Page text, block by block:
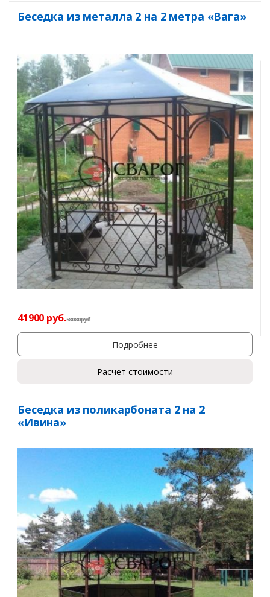
Беседка из металла 2 на 2 метра «Вага»
41900 руб.58080руб.
Подробнее
Расчет стоимости
Беседка из поликарбоната 2 на 2
«Ивина»